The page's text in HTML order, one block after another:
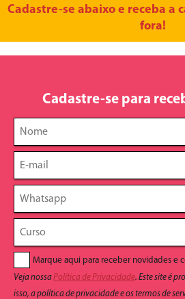
Cadastre-se abaixo e receba a
fora!
Cadastre-se para
Marque aqui para receber novidades e
Veja nossaPolítica de Privacidade. Este site é
isso, a política de privacidade e os termos de